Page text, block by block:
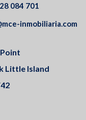
084 701
inmobiliaria.com
Little Island